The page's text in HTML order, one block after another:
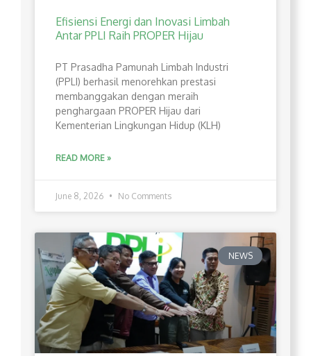
Efisiensi Energi dan Inovasi Limbah
Antar PPLI Raih PROPER Hijau
PT Prasadha Pamunah Limbah Industri
(PPLI) berhasil menorehkan prestasi
membanggakan dengan meraih
penghargaan PROPER Hijau dari
Kementerian Lingkungan Hidup (KLH)
READ MORE »
June 8, 2026 No Comments
NEWS